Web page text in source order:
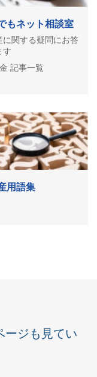
もネット相談室
に関する疑問にお答
す
記事一覧
用語集
ージも見てい